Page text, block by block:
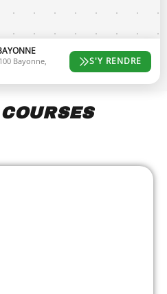
Bayonne,
S'Y RENDRE